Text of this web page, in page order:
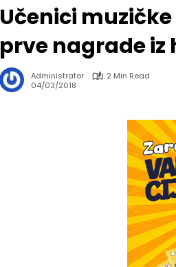
Učenici
prve nagrade
Administrator
2 Min Read
04/03/2018